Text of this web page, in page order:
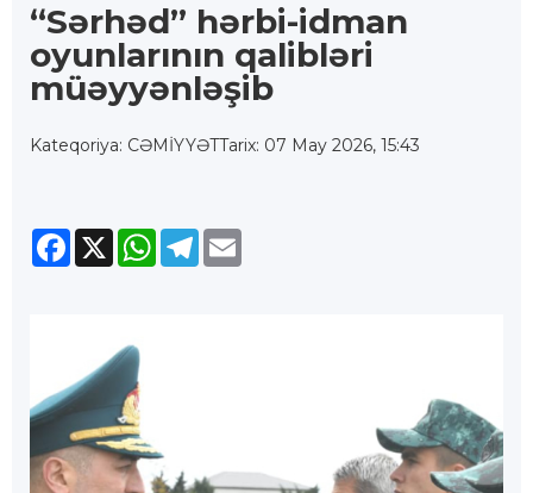
“Sərhəd” hərbi-idman
oyunlarının qalibləri
müəyyənləşib
Kateqoriya: CƏMİYYƏTTarix: 07 May 2026, 15:43
Facebook
X WhatsApp
Telegram